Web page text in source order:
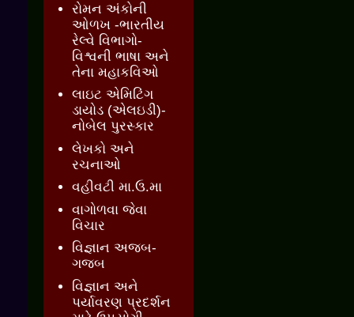
રોમન અંકોની
ઓળખ -ભારતીય
રેલ્વે વિભાગો-
વિશ્વની ભાષા અને
તેના મહાકવિઓ
લાઇટ એમિટિંગ
ડાયોડ (એલઇડી)-
નોબેલ પુરસ્કાર
લેખકો અને
રચનાઓ
વહીવટી મા.ઉ.મા
વાગોળવા જેવા
વિચાર
વિજ્ઞાન અજબ-
ગજબ
વિજ્ઞાન અને
પર્યાવરણ પ્રદર્શન